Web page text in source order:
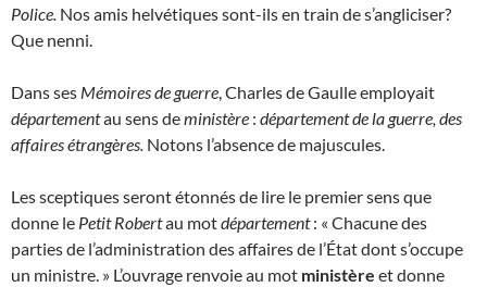
Police. Nos amis helvétiques sont-ils en train de s’angliciser?
Que nenni.
Dans ses Mémoires de guerre, Charles de Gaulle employait
départementau sens deministère : département de la guerre, des
affaires étrangères. Notons l’absence de majuscules.
Les sceptiques seront étonnés de lire le premier sens que
donne le Petit Robertau motdépartement: « Chacune des
parties de l’administration des affaires de l’État dont s’occupe
un ministre. » L’ouvrage renvoie au mot ministère et donne